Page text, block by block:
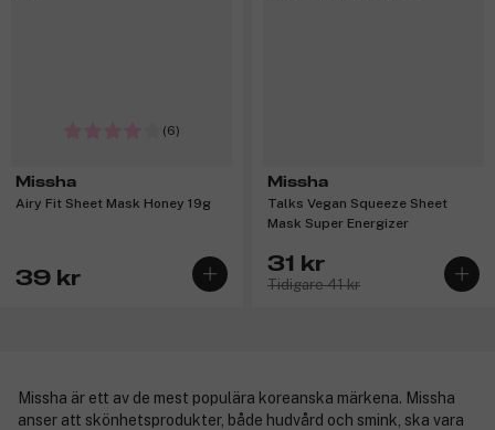
(6)
Missha
Airy Fit Sheet Mask Honey 19g
39 kr
Missha
Talks Vegan Squeeze Sheet
Mask Super Energizer
31 kr
Tidigare 41 kr
Missha är ett av de mest populära koreanska märkena. Missha
anser att skönhetsprodukter, både hudvård och smink, ska vara